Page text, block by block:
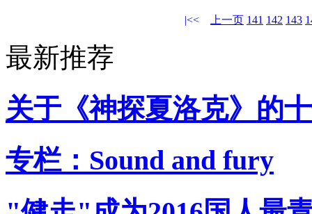
|<< 上一页 141 142 143
最新推荐
关于《神探夏洛克》的
专栏：Sound and fury